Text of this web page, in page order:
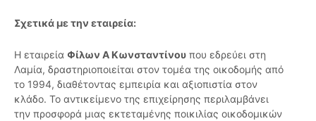
Σχετικά με την εταιρεία:
Η εταιρεία Φίλων Α Κωνσταντίνου που εδρεύει στη
Λαμία, δραστηριοποιείται στον τομέα της οικοδομής από
το 1994, διαθέτοντας εμπειρία και αξιοπιστία στον
κλάδο. Το αντικείμενο της επιχείρησης περιλαμβάνει
την προσφορά μιας εκτεταμένης ποικιλίας οικοδομικών